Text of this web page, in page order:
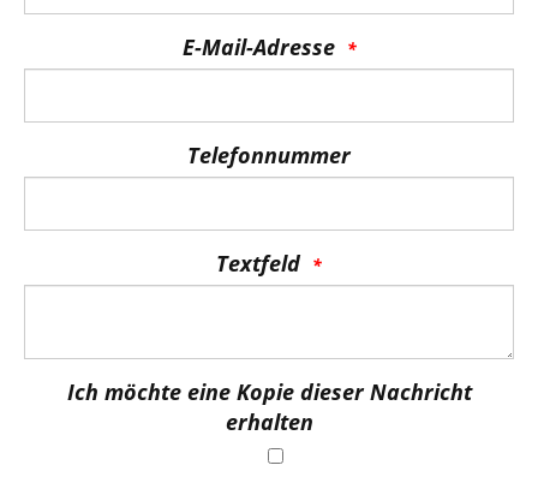
E-Mail-Adresse
Telefonnummer
Textfeld
Ich möchte eine Kopie dieser Nachricht
erhalten